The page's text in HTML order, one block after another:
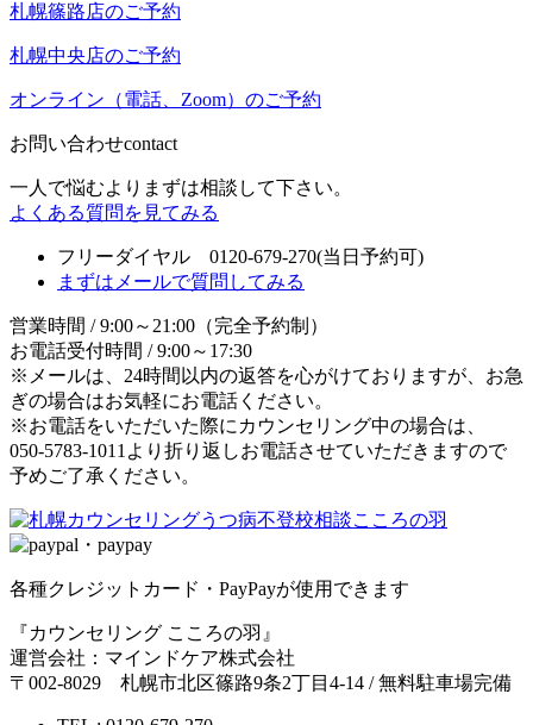
札幌篠路店のご予約
札幌中央店のご予約
オンライン（電話、Zoom）のご予約
お問い合わせcontact
一人で悩むよりまずは相談して下さい。
よくある質問を見てみる
フリーダイヤル 0120-679-270(当日予約可)
まずはメールで質問してみる
営業時間 / 9:00～21:00（完全予約制）
お電話受付時間 / 9:00～17:30
※メールは、24時間以内の返答を心がけておりますが、お急
ぎの場合はお気軽にお電話ください。
※お電話をいただいた際にカウンセリング中の場合は、
050-5783-1011より折り返しお電話させていただきますので
予めご了承ください。
各種クレジットカード・PayPayが使用できます
『カウンセリング こころの羽』
運営会社：マインドケア株式会社
〒002-8029 札幌市北区篠路9条2丁目4-14 / 無料駐車場完備